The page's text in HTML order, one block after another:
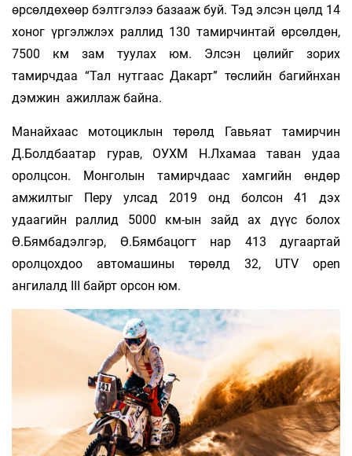
өрсөлдөхөөр бэлтгэлээ базааж буй. Тэд элсэн цөлд 14
хоног үргэлжлэх раллид 130 тамирчинтай өрсөлдөн,
7500 км зам туулах юм. Элсэн цөлийг зорих
тамирчдаа “Тал нутгаас Дакарт” төслийн багийнхан
дэмжин ажиллаж байна.
Манайхаас мотоциклын төрөлд Гавьяат тамирчин
Д.Болдбаатар гурав, ОУХМ Н.Лхамаа таван удаа
оролцсон. Монголын тамирчдаас хамгийн өндөр
амжилтыг Перу улсад 2019 онд болсон 41 дэх
удаагийн раллид 5000 км-ын зайд ах дүүс болох
Ө.Бямбадэлгэр, Ө.Бямбацогт нар 413 дугаартай
оролцохдоо автомашины төрөлд 32, UTV open
ангилалд III байрт орсон юм.